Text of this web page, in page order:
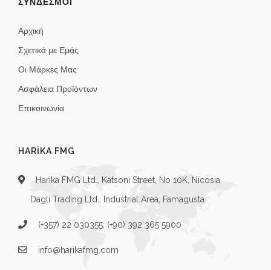
Αρχική
Σχετικά με Εμάς
Οι Μάρκες Μας
Ασφάλεια Προϊόντων
Επικοινωνία
HARIKA FMG
Harika FMG Ltd., Katsoni Street, No 10K, Nicosia
Dagli Trading Ltd., Industrial Area, Famagusta
(+357) 22 030355, (+90) 392 365 5900
info@harikafmg.com